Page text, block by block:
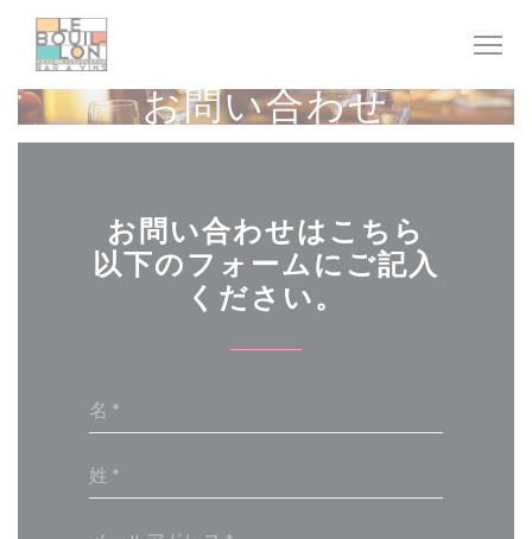
クッキー利用の管理について
お問い合わせ
お問い合わせはこちら
以下のフォームにご記入
ください。